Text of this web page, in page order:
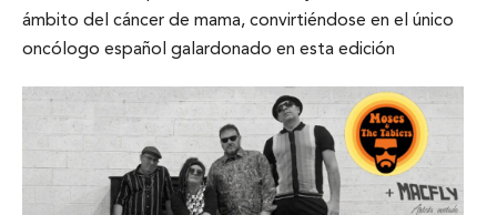
ámbito del cáncer de mama, convirtiéndose en el único
oncólogo español galardonado en esta edición